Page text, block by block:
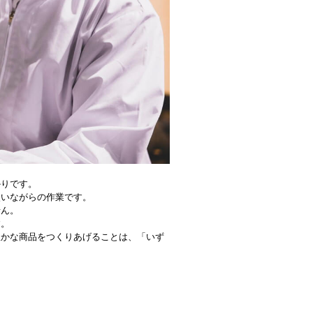
です。
ながらの作業です。
。
な商品をつくりあげることは、「いず